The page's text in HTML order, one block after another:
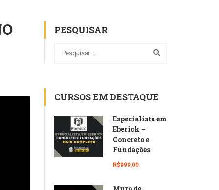
PESQUISAR
CURSOS EM DESTAQUE
Especialista em
Eberick –
Concreto e
Fundações
R$999,00
Muro de